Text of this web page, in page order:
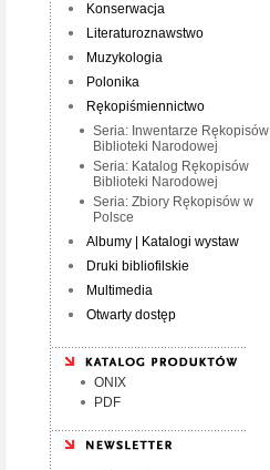
Konserwacja
Literaturoznawstwo
Muzykologia
Polonika
Rękopiśmiennictwo
Seria: Inwentarze Rękopisów
Biblioteki Narodowej
Seria: Katalog Rękopisów
Biblioteki Narodowej
Seria: Zbiory Rękopisów w
Polsce
Albumy | Katalogi wystaw
Druki bibliofilskie
Multimedia
Otwarty dostęp
ONIX
PDF